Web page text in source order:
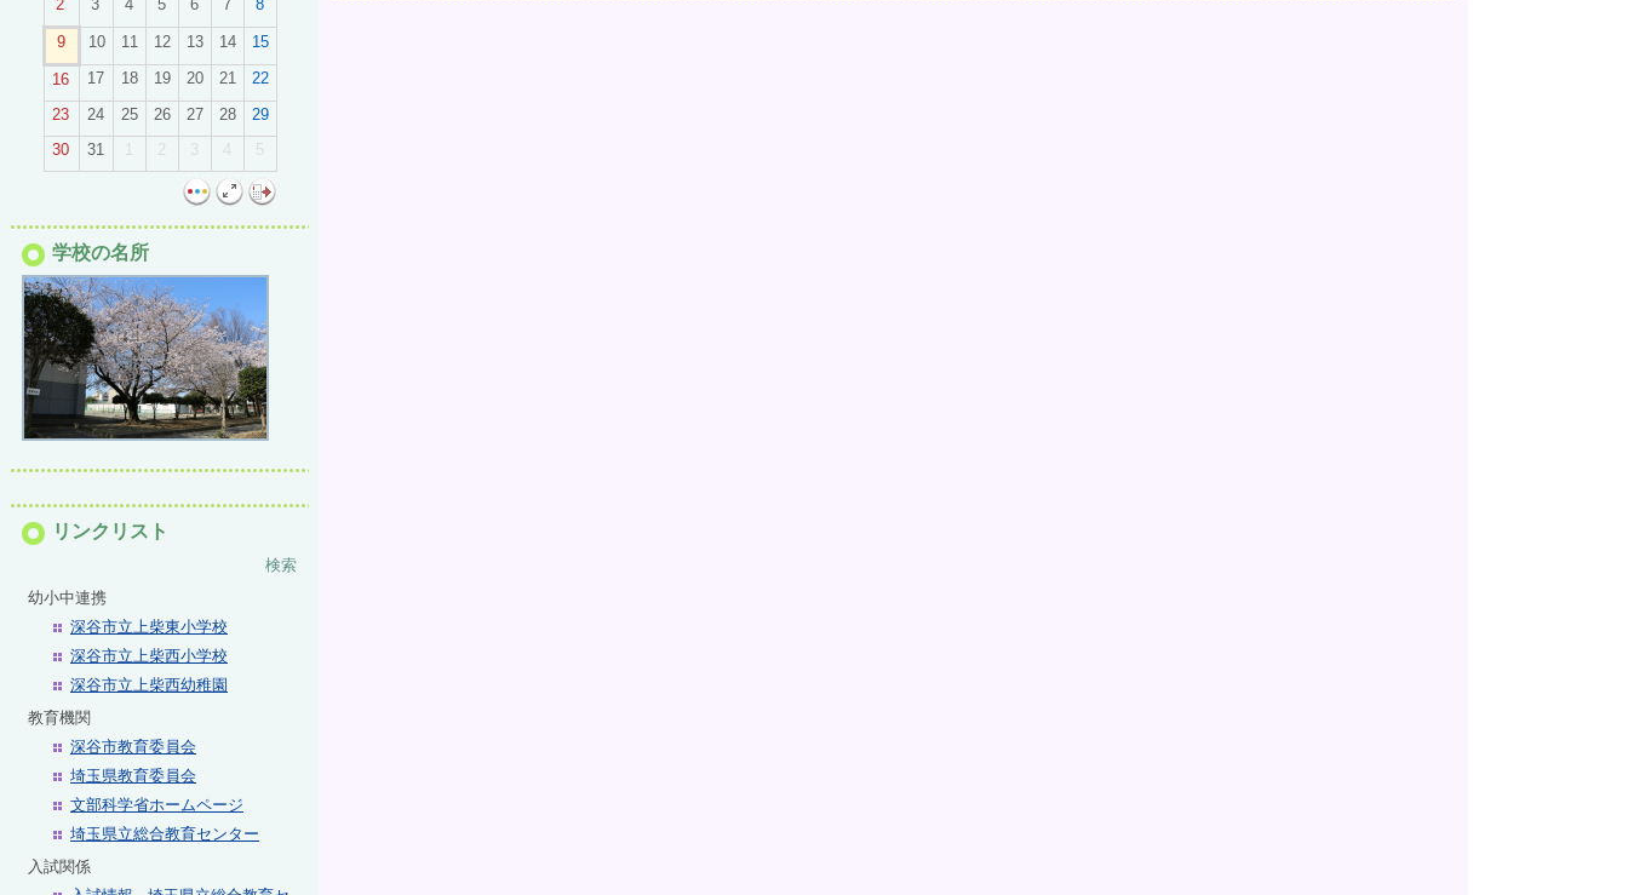
2
3 4 5 6 7 8
9 10 11 12 13 14 15
16 17 18 19 20 21
22
23
24 25 26 27 28
29
30
31 1 2 3 5
学校の名所
リンクリスト
検索
幼小中連携
深谷市立上柴東小学校
深谷市立上柴西小学校
深谷市立上柴西幼稚園
教育機関
深谷市教育委員会
埼玉県教育委員会
文部科学省ホームページ
埼玉県立総合教育センター
入試関係